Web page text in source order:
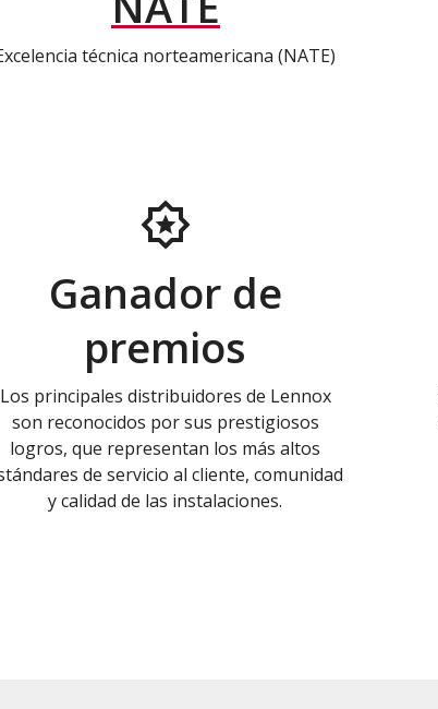
técnica norteamericana (NATE)
Ganador de
premios
Los principales distribuidores de Lennox
son reconocidos por sus prestigiosos
logros, que representan los más altos
de servicio al cliente, comunidad
y calidad de las instalaciones.